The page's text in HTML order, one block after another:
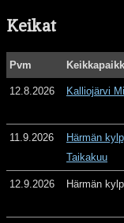
Keikat
Pvm
12.8.2026 Kalliojärvi
11.9.2026
Härmän
Taikakuu
12.9.2026 Härmän